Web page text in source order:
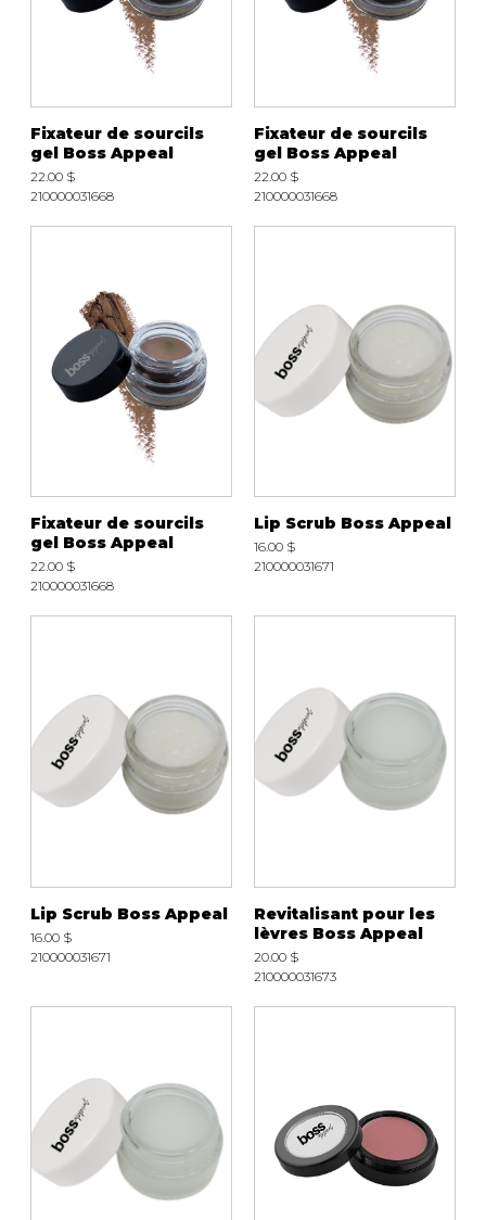
Fixateur de sourcils
gel Boss Appeal
22.00 $
210000031668
Fixateur de sourcils
gel Boss Appeal
22.00 $
210000031668
Fixateur de sourcils
gel Boss Appeal
22.00 $
210000031668
Lip Scrub Boss Appeal
16.00 $
210000031671
Lip Scrub Boss Appeal
16.00 $
210000031671
Revitalisant pour les
lèvres Boss Appeal
20.00 $
210000031673